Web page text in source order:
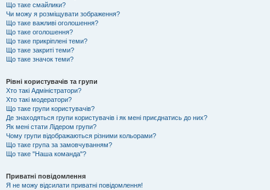
Що таке смайлики?
Чи можу я розміщувати зображення?
Що таке важливі оголошення?
Що таке оголошення?
Що таке прикріплені теми?
Що таке закриті теми?
Що таке значок теми?
Рівні користувачів та групи
Хто такі Адміністратори?
Хто такі модератори?
Що таке групи користувачів?
Де знаходяться групи користувачів і як мені приєднатись до них?
Як мені стати Лідером групи?
Чому групи відображаються різними кольорами?
Що таке група за замовчуванням?
Що таке "Наша команда"?
Приватні повідомлення
Я не можу відсилати приватні повідомлення!